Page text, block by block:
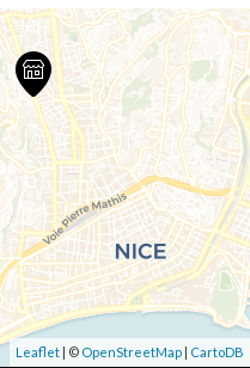
Leaflet | © OpenStreetMap | CartoDB